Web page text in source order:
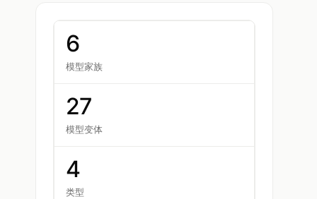
6
模型家族
27
模型变体
4
类型